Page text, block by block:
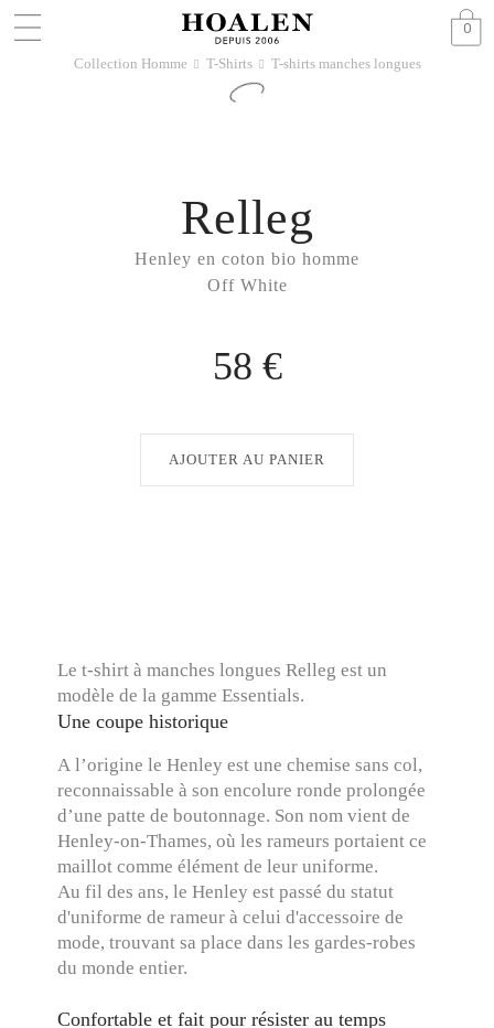
0
Collection Homme 􀆊 T-Shirts 􀆊 T-shirts manches longues
Henley en coton bio homme
Off White
Relleg
58 €
AJOUTER AU PANIER
Le t-shirt à manches longues Relleg est un
modèle de la gamme Essentials.
Une coupe historique
A l’origine le Henley est une chemise sans col,
reconnaissable à son encolure ronde prolongée
d’une patte de boutonnage. Son nom vient de
Henley-on-Thames, où les rameurs portaient ce
maillot comme élément de leur uniforme.
Au fil des ans, le Henley est passé du statut
d'uniforme de rameur à celui d'accessoire de
mode, trouvant sa place dans les gardes-robes
du monde entier.
Confortable et fait pour résister au temps